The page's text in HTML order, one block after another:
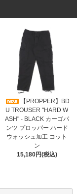
【PROPPER】BD
U TROUSER "HARD W
ASH" - BLACK カーゴパ
ンツ プロッパー ハード
ウォッシュ加工 コット
ン
15,180円(税込)